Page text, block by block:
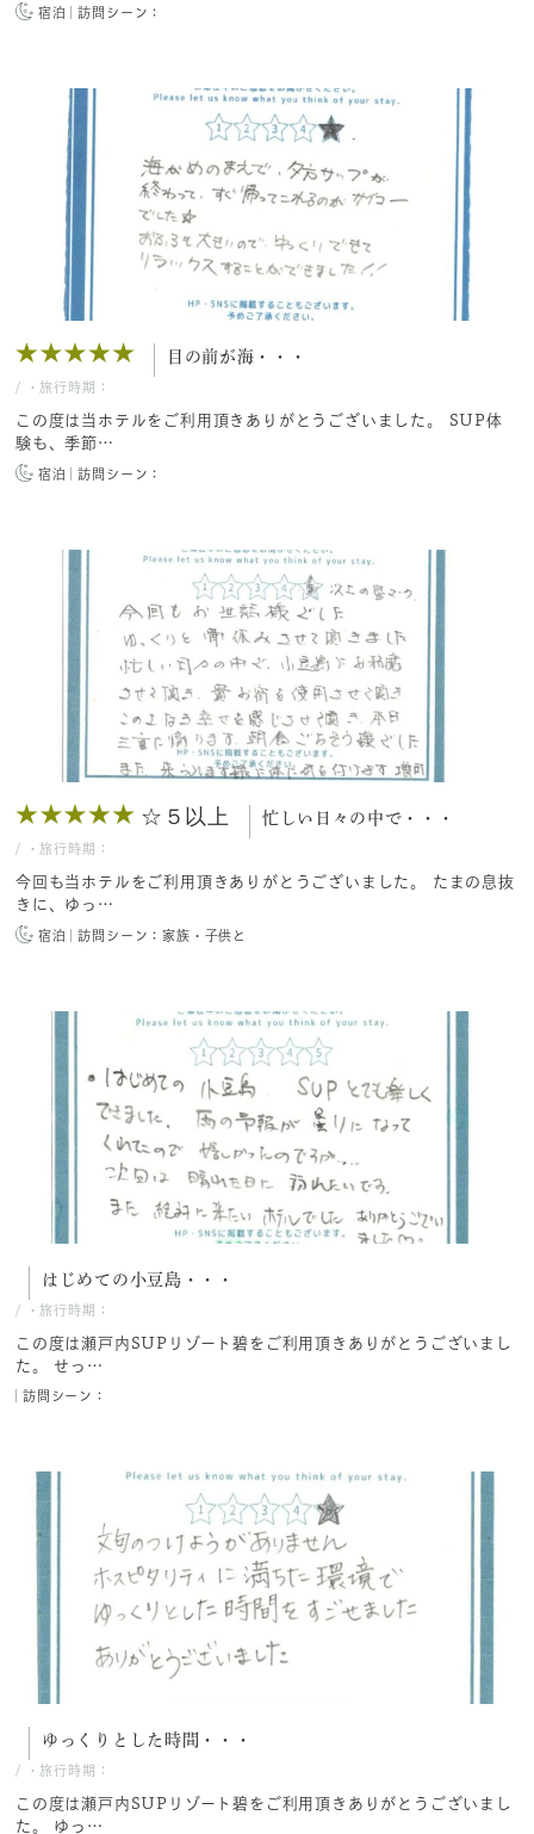
宿泊 訪問シーン：
目の前が海・・・
/ ・旅行時期：
この度は当ホテルをご利用頂きありがとうございました。 SUP体
験も、季節…
宿泊 訪問シーン：
☆５以上 忙しい日々の中で・・・
/ ・旅行時期：
今回も当ホテルをご利用頂きありがとうございました。 たまの息抜
きに、ゆっ…
宿泊 訪問シーン：家族・子供と
はじめての小豆島・・・
/ ・旅行時期：
この度は瀬戸内SUPリゾート碧をご利用頂きありがとうございまし
た。 せっ…
訪問シーン：
ゆっくりとした時間・・・
/ ・旅行時期：
この度は瀬戸内SUPリゾート碧をご利用頂きありがとうございまし
た。 ゆっ…